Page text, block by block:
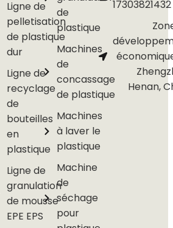
Ligne de
pelletisation
de plastique
dur
Ligne de
recyclage
de
bouteilles
en
plastique
Ligne de
granulation
de mousse
EPE EPS
de
plastique
Machines
de
concassage
de plastique
Machines
à laver le
plastique
Machine
de
séchage
pour
17303821432
Henan,